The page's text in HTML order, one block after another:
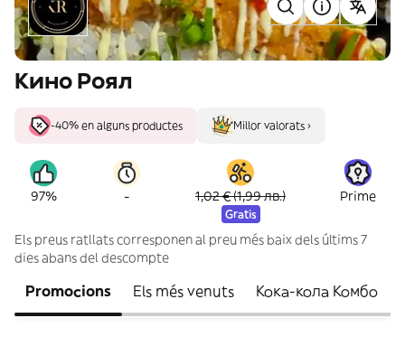
Кино Роял
-40% en alguns productes Millor valorats ›
97% - 1,02 € (1,99 лв.)
Gratis
Prime
Els preus ratllats corresponen al preu més baix dels últims 7
dies abans del descompte
Promocions Els més venuts Кока-кола Комбо